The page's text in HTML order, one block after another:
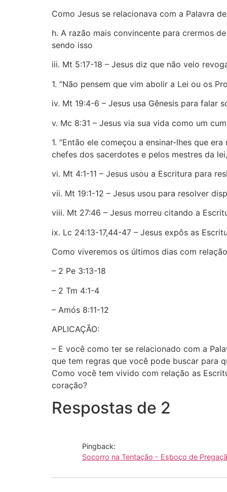
Como Jesus se relacionava com a Palavra
h. A razão mais convincente para crermos
sendo isso
iii. Mt 5:17-18 – Jesus diz que não veio
1. “Não pensem que vim abolir a Lei ou os
iv. Mt 19:4-6 – Jesus usa Gênesis para falar
v. Mc 8:31 – Jesus via sua vida como um
1. “Então ele começou a ensinar-lhes que
chefes dos sacerdotes e pelos mestres da
vi. Mt 4:1-11 – Jesus usou a Escritura para
vii. Mt 19:1-12 – Jesus usou para resolver
viii. Mt 27:46 – Jesus morreu citando a
ix. Lc 24:13-17,44-47 – Jesus expôs as
Como viveremos os últimos dias com
– 2 Pe 3:13-18
– 2 Tm 4:1-4
– Amós 8:11-12
APLICAÇÃO:
– E você como ter se relacionado com a
que tem regras que você pode buscar para
Como você tem vivido com relação as
coração?
Respostas de 2
Pingback:
Socorro na Tentação - Esboço de